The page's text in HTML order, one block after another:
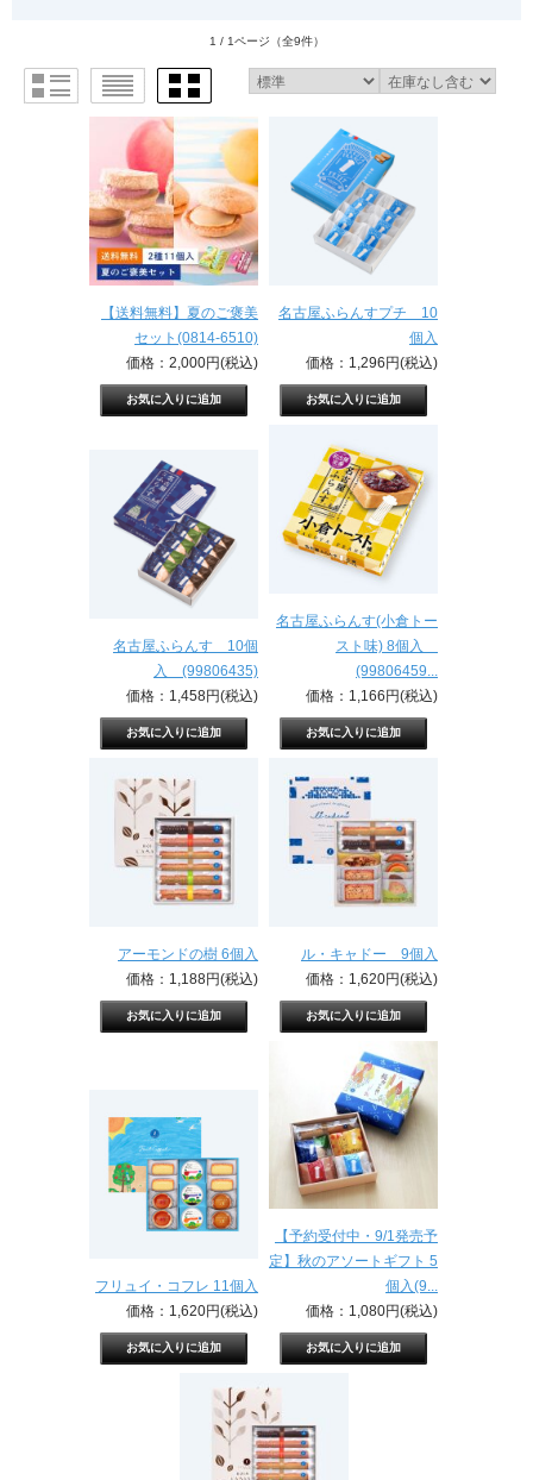
1 / 1ページ （全9件）
【送料無料】夏のご褒美
セット(0814-6510)
価格：2,000円(税込)
名古屋ふらんすプチ 10
個入
価格：1,296円(税込)
名古屋ふらんす 10個
入 (99806435)
価格：1,458円(税込)
名古屋ふらんす(小倉トー
スト味) 8個入
(99806459...
価格：1,166円(税込)
アーモンドの樹 6個入
価格：1,188円(税込)
ル・キャドー 9個入
価格：1,620円(税込)
フリュイ・コフレ 11個入
価格：1,620円(税込)
【予約受付中・9/1発売予
定】秋のアソートギフト 5
個入(9...
価格：1,080円(税込)